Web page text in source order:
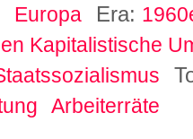
Europa Era:
Kapitalistische
Arbeiterräte